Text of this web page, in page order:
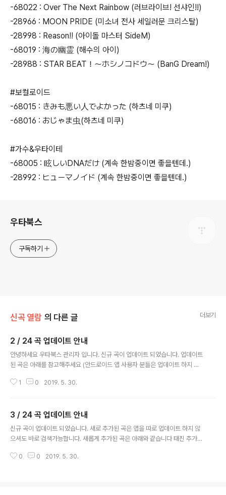
-68022 : Over The Next Rainbow (러브라이브! 선샤인!!)
-28966 : MOON PRIDE (미소녀 전사 세일러문 크리스탈)
-28998 : Reason!! (아이돌 마스터 SideM)
-68019 : 海の幽霊 (해수의 아이)
-28988 : STAR BEAT！〜ホシノコドウ〜 (BanG Dream!)
#보컬로이드
-68015 : きみも悪い人でよかった (하츠네 미쿠)
-68016 : おじゃま虫(하츠네 미쿠)
#가수&우타이테
-68005 : 眩しいDNAだけ (계속 한밤중이면 좋을텐데.)
-28992 : ヒューマノイド (계속 한밤중이면 좋을텐데.)
우타북스
구독하기
신곡 열람 의 다른 글 더보기
2 / 24 곡 업데이트 안내
안녕하세요 우타북스 관리자 입니다. 신규 곡이 업데이트 되었습니다. 업데이트
된 곡은 아래를 참고해주세요 (안드로이드 앱 사용자 분들은 업데이트 하지 않
우 앱을 재시작 해주세요) #애니메이션 장난을 잘 치는 타카기 양 - 42188 出
ven's Feel] Ⅱ.lost butterf - 44359 I beg you 카드캡터 사쿠라 클리어 카
드 편 - 44248 CLEAR 소드 아트 온라인 앨리시제이션 - 44353 ADAMA
S 프리티 리듬 레..
1 0 2019. 5. 30.
3 / 24 곡 업데이트 안내
신규 곡이 업데이트 되었습니다. 새로 추가된 곡은 앱을 따로 업데이트 하지 않
으셔도 바로 검색가능합니다. 새롭게 추가된 곡은 아래와 같습니다 태진 추가
harsis (도쿄 구울:re) - 28878 : Awaken the power (란포 기담 Game
0 0 2019. 5. 30.